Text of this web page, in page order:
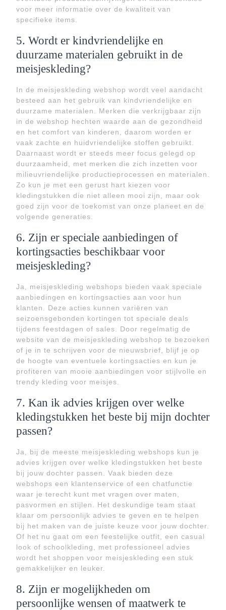
voor meer informatie over de kwaliteit van
specifieke items.
5. Wordt er kindvriendelijke en
duurzame materialen gebruikt in de
meisjeskleding?
In de meisjeskleding webshop wordt veel aandacht
besteed aan het gebruik van kindvriendelijke en
duurzame materialen. Merken die verkrijgbaar zijn
in de webshop hechten waarde aan de gezondheid
en het comfort van kinderen, daarom worden er
vaak zachte en huidvriendelijke stoffen gebruikt.
Daarnaast wordt er steeds meer focus gelegd op
duurzaamheid, met merken die zich inzetten voor
milieuvriendelijke productieprocessen en materialen.
Zo kun je met een gerust hart kiezen voor
kledingstukken die niet alleen mooi zijn, maar ook
goed zijn voor de toekomst van onze planeet en de
volgende generaties.
6. Zijn er speciale aanbiedingen of
kortingsacties beschikbaar voor
meisjeskleding?
Ja, meisjeskleding webshops bieden vaak speciale
aanbiedingen en kortingsacties aan voor hun
klanten. Deze acties kunnen variëren van
seizoensgebonden kortingen tot speciale deals
tijdens feestdagen of sales. Door regelmatig de
website van de meisjeskleding webshop te bezoeken
of je in te schrijven voor de nieuwsbrief, blijf je op
de hoogte van eventuele kortingsacties en kun je
profiteren van mooie aanbiedingen voor stijlvolle en
trendy kleding voor meisjes.
7. Kan ik advies krijgen over welke
kledingstukken het beste bij mijn dochter
passen?
Ja, bij de meeste meisjeskleding webshops kun je
advies krijgen over welke kledingstukken het beste
bij jouw dochter passen. Vaak bieden deze
webshops een klantenservice of een chatfunctie
waar je terecht kunt met vragen over maten,
pasvormen en stijlen. Het deskundige team staat
klaar om persoonlijk advies te geven en te helpen
bij het maken van de juiste keuze voor jouw dochter.
Of het nu gaat om een feestelijke outfit, een casual
look of schoolkleding, met professioneel advies
wordt het shoppen voor meisjeskleding een stuk
gemakkelijker en leuker.
8. Zijn er mogelijkheden om
persoonlijke wensen of maatwerk te